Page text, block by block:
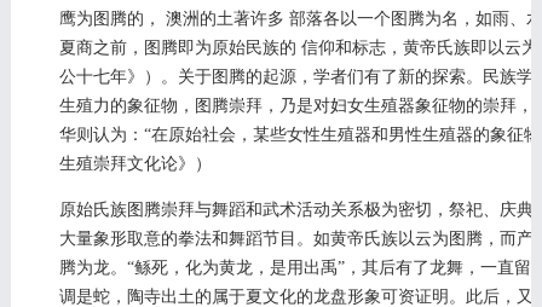
鹰为图腾的， 澳洲的土著许多 部落各以一个图腾为名，如雨、
夏商之前，图腾即为原始民族的 信仰和标志，黄帝氏族即以云
公十七年》）。关于图腾的起源，学者们有了新的探索。民族学
生殖力的象征物，图腾崇拜，乃是对妇女生殖器象征物的崇拜
华则认为：“在原始社会，某些女性生殖器和男性生殖器的象征
生殖崇拜文化论》）
原始氏族图腾崇拜与舞蹈和武术活动关系极为密切，祭祀、庆
大量象形取意的拳法和舞蹈节目。如黄帝氏族以云为图腾，而
腾为龙。“鲧死，化为黄龙，是用出禹”，其后有了龙舞，一直
调是蛇，陶寺出土的属于夏文化的龙盘形象可资证明。此后，